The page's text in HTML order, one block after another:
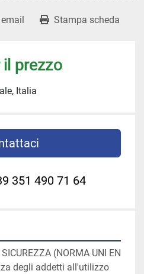
Stampa scheda
prezzo
Italia
351 490 71 64
(NORMA UNI EN
degli addetti all'utilizzo